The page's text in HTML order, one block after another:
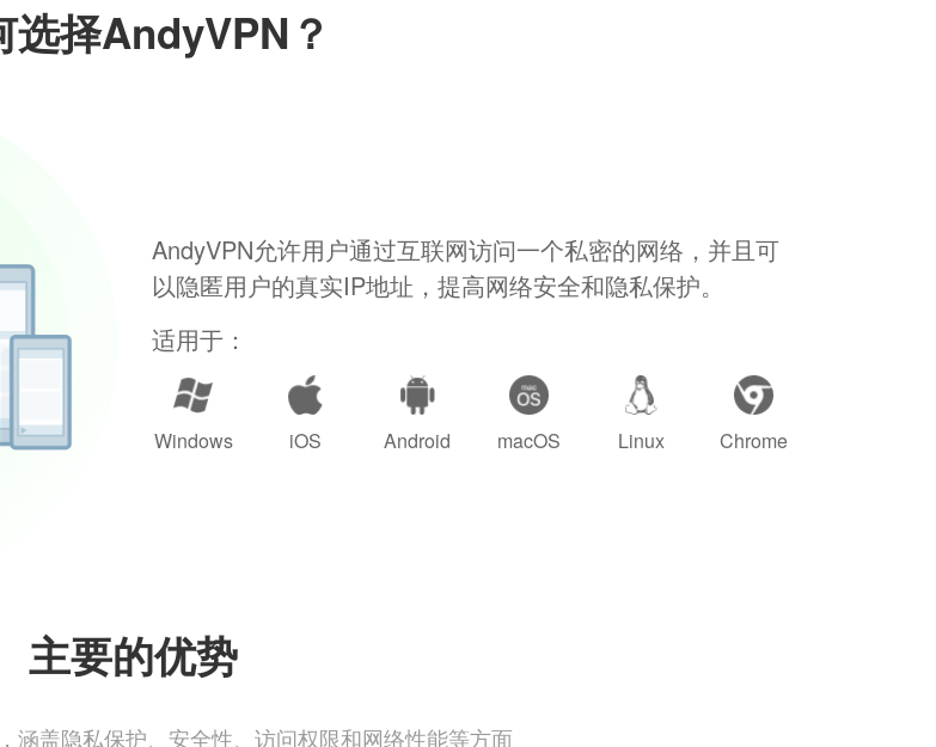
选择AndyVPN？
AndyVPN允许用户通过互联网访问一个私密的网络，并且可
以隐匿用户的真实IP地址，提高网络安全和隐私保护。
适用于：
Windows iOS Android macOS Linux Chrome
主要的优势
涵盖隐私保护、安全性、访问权限和网络性能等方面